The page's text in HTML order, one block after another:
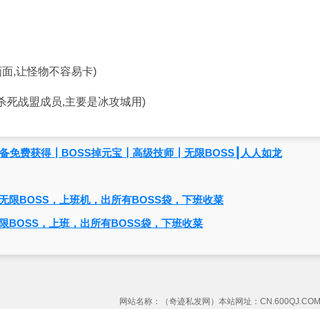
,让怪物不容易卡)
死战盟成员,主要是冰攻城用)
免费获得┃BOSS掉元宝┃高级技师┃无限BOSS┃人人如龙
限BOSS，上班机，出所有BOSS袋，下班收菜
BOSS，上班，出所有BOSS袋，下班收菜
网站名称：（奇迹私发网）本站网址：CN.600QJ.COM